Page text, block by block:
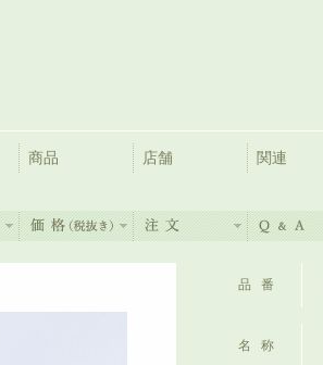
商品 店舗 関連
品番
名称